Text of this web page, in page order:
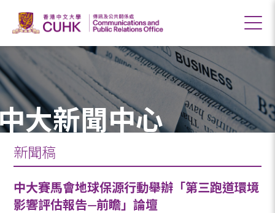
大新聞中心
新聞稿
中大賽馬會地球保源行動舉辦「第三跑道環境
影響評估報告—前瞻」論壇